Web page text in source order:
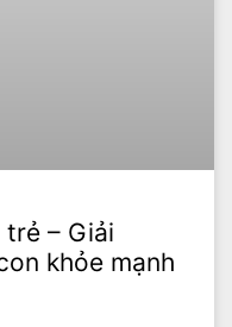
– Giải
khỏe mạnh